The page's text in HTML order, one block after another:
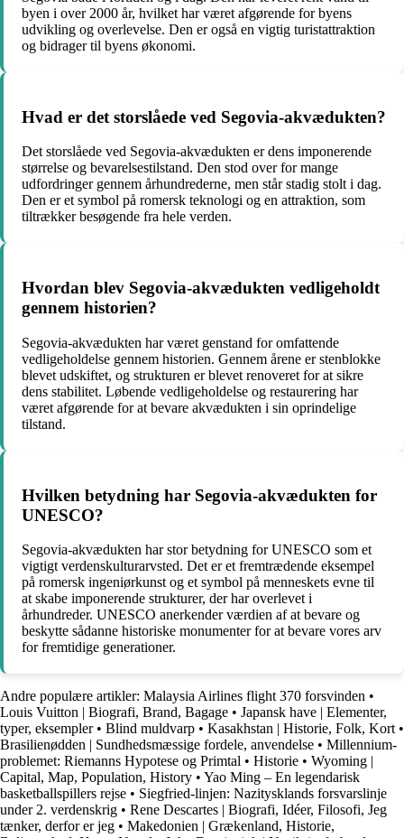
byen i over 2000 år, hvilket har været afgørende for byens
udvikling og overlevelse. Den er også en vigtig turistattraktion
og bidrager til byens økonomi.
Hvad er det storslåede ved Segovia-akvædukten?
Det storslåede ved Segovia-akvædukten er dens imponerende
størrelse og bevarelsestilstand. Den stod over for mange
udfordringer gennem århundrederne, men står stadig stolt i dag.
Den er et symbol på romersk teknologi og en attraktion, som
tiltrækker besøgende fra hele verden.
Hvordan blev Segovia-akvædukten vedligeholdt
gennem historien?
Segovia-akvædukten har været genstand for omfattende
vedligeholdelse gennem historien. Gennem årene er stenblokke
blevet udskiftet, og strukturen er blevet renoveret for at sikre
dens stabilitet. Løbende vedligeholdelse og restaurering har
været afgørende for at bevare akvædukten i sin oprindelige
tilstand.
Hvilken betydning har Segovia-akvædukten for
UNESCO?
Segovia-akvædukten har stor betydning for UNESCO som et
vigtigt verdenskulturarvsted. Det er et fremtrædende eksempel
på romersk ingeniørkunst og et symbol på menneskets evne til
at skabe imponerende strukturer, der har overlevet i
århundreder. UNESCO anerkender værdien af at bevare og
beskytte sådanne historiske monumenter for at bevare vores arv
for fremtidige generationer.
Andre populære artikler: Malaysia Airlines flight 370 forsvinden •
Louis Vuitton | Biografi, Brand, Bagage • Japansk have | Elementer,
typer, eksempler• Blind muldvarp • Kasakhstan | Historie, Folk, Kort •
Brasilienødden | Sundhedsmæssige fordele, anvendelse • Millennium-
problemet: Riemanns Hypotese og Primtal • Historie • Wyoming |
Capital, Map, Population, History • Yao Ming – En legendarisk
basketballspillers rejse • Siegfried-linjen: Nazitysklands forsvarslinje
under 2. verdenskrig • Rene Descartes | Biografi, Idéer, Filosofi, Jeg
tænker, derfor er jeg • Makedonien | Grækenland, Historie,